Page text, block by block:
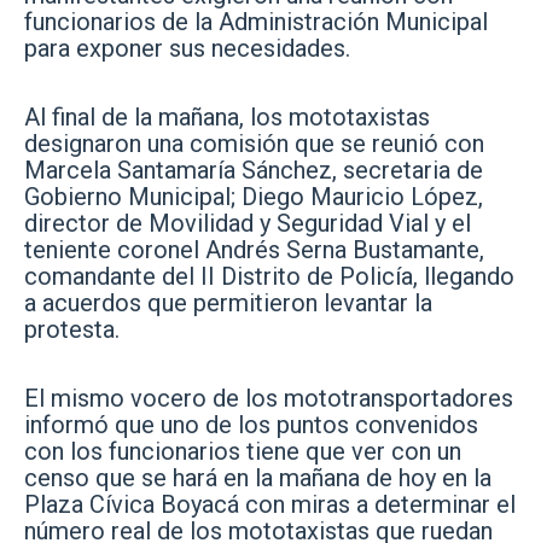
funcionarios de la Administración Municipal
para exponer sus necesidades.
Al final de la mañana, los mototaxistas
designaron una comisión que se reunió con
Marcela Santamaría Sánchez, secretaria de
Gobierno Municipal; Diego Mauricio López,
director de Movilidad y Seguridad Vial y el
teniente coronel Andrés Serna Bustamante,
comandante del II Distrito de Policía, llegando
a acuerdos que permitieron levantar la
protesta.
El mismo vocero de los mototransportadores
informó que uno de los puntos convenidos
con los funcionarios tiene que ver con un
censo que se hará en la mañana de hoy en la
Plaza Cívica Boyacá con miras a determinar el
número real de los mototaxistas que ruedan